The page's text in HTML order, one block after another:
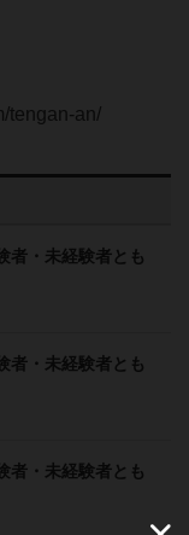
tengan-an/
者・未経験者とも
者・未経験者とも
者・未経験者とも